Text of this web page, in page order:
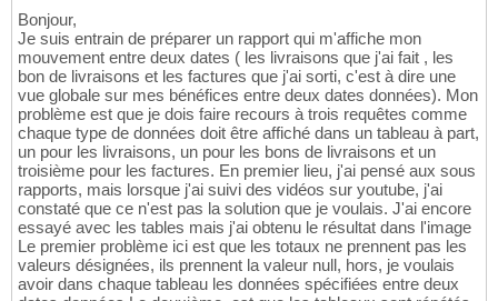
Bonjour,
Je suis entrain de préparer un rapport qui m'affiche mon
mouvement entre deux dates ( les livraisons que j'ai fait , les
bon de livraisons et les factures que j'ai sorti, c'est à dire une
vue globale sur mes bénéfices entre deux dates données). Mon
problème est que je dois faire recours à trois requêtes comme
chaque type de données doit être affiché dans un tableau à part,
un pour les livraisons, un pour les bons de livraisons et un
troisième pour les factures. En premier lieu, j'ai pensé aux sous
rapports, mais lorsque j'ai suivi des vidéos sur youtube, j'ai
constaté que ce n'est pas la solution que je voulais. J'ai encore
essayé avec les tables mais j'ai obtenu le résultat dans l'image
Le premier problème ici est que les totaux ne prennent pas les
valeurs désignées, ils prennent la valeur null, hors, je voulais
avoir dans chaque tableau les données spécifiées entre deux